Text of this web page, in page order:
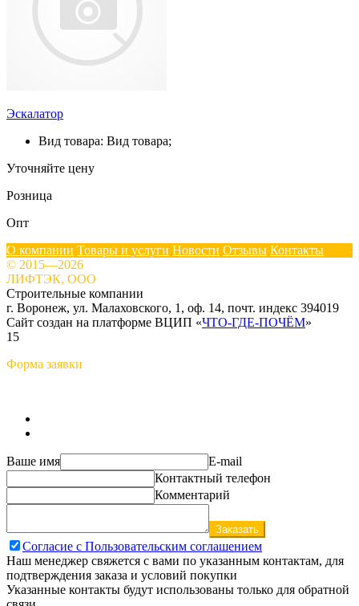
Эскалатор
Вид товара: Вид товара;
Уточняйте цену
Розница
Опт
О компании Товары и услуги Новости Отзывы Контакты
© 2015—2026
ЛИФТЭК, ООО
Строительные компании
г. Воронеж, ул. Малаховского, 1, оф. 14, почт. индекс 394019
Сайт создан на платформе ВЦИП «ЧТО-ГДЕ-ПОЧЁМ»
15
Форма заявки
Ваше имя
E-mail
Контактный телефон
Комментарий
Заказать
Согласие с Пользовательским соглашением
Наш менеджер свяжется с вами по указанным контактам, для
подтверждения заказа и условий покупки
Указанные контакты будут использованы только для обратной